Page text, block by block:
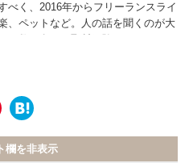
べく、2016年からフリーランスライ
、ペットなど。人の話を聞くのが大
欄を非表示